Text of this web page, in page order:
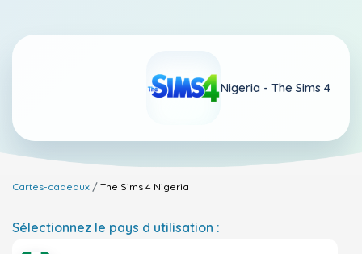
Nigeria - The Sims 4
Cartes-cadeaux The Sims 4 Nigeria
Sélectionnez le pays d utilisation :